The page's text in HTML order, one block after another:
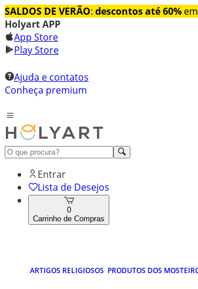
SALDOS DE VERÃO: descontos até 60%
Holyart APP
App Store
Play Store
Ajuda e contatos
Conheça premium
Entrar
Lista de Desejos
0
Carrinho de Compras
ARTIGOS RELIGIOSOS PRODUTOS DOS